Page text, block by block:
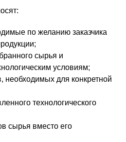
по желанию заказчика
сырья и
условиям;
необходимых для конкретной
технологического
сырья вместо его